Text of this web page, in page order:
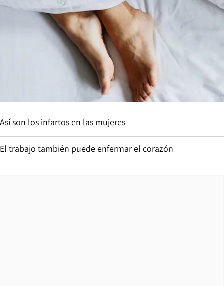
Así son los infartos en las mujeres
El trabajo también puede enfermar el corazón